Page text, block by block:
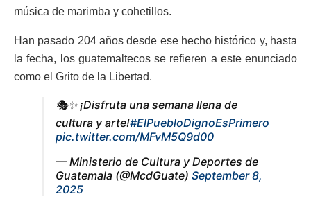
música de marimba y cohetillos.
Han pasado 204 años desde ese hecho histórico y, hasta
la fecha, los guatemaltecos se refieren a este enunciado
como el Grito de la Libertad.
🎭✨ ¡Disfruta una semana llena de
cultura y arte!#ElPuebloDignoEsPrimero
pic.twitter.com/MFvM5Q9d00
— Ministerio de Cultura y Deportes de
Guatemala (@McdGuate) September 8,
2025